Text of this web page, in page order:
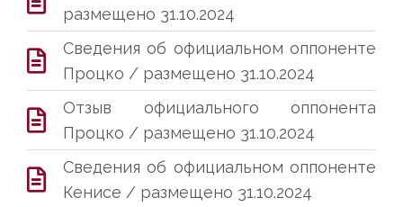
размещено 31.10.2024
Сведения об официальном оппоненте
Процко / размещено 31.10.2024
Отзыв официального оппонента
Процко / размещено 31.10.2024
Сведения об официальном оппоненте
Кенисе / размещено 31.10.2024